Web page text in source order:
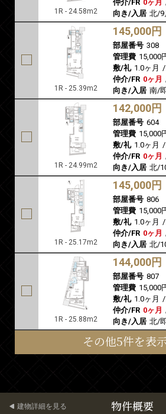
1R - 24.58m2
仲介/FR 0ヶ月
向き/入居 北/9
1R - 25.39m2
145,000円
部屋番号 308
管理費 15,000
敷/礼 1.0ヶ月 /
仲介/FR 0ヶ月
向き/入居 南/
1R - 24.99m2
142,000円
部屋番号 604
管理費 15,000
敷/礼 1.0ヶ月 /
仲介/FR 0ヶ月
向き/入居 北/
1R - 25.17m2
145,000円
部屋番号 806
管理費 15,000
敷/礼 1.0ヶ月 /
仲介/FR 0ヶ月
向き/入居 北/
1R - 25.88m2
144,000円
部屋番号 807
管理費 15,000
敷/礼 1.0ヶ月 /
仲介/FR 0ヶ月
向き/入居 北/
その他5件を表
物件概要
建物詳細を見る